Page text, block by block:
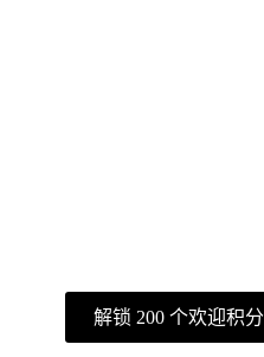
解锁 200 个欢迎积分